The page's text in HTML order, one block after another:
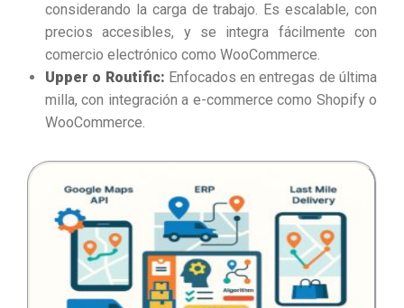
considerando la carga de trabajo. Es escalable, con
precios accesibles, y se integra fácilmente con
comercio electrónico como WooCommerce.
Upper o Routific: Enfocados en entregas de última
milla, con integración a e-commerce como Shopify o
WooCommerce.